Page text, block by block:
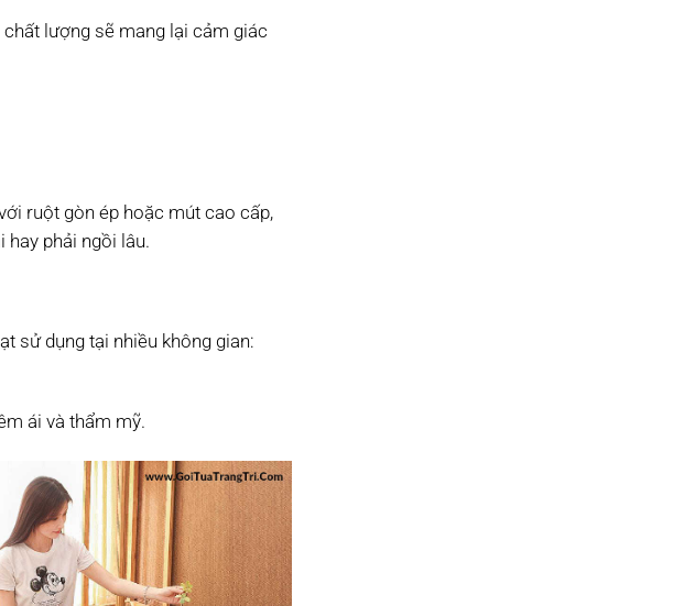
chất lượng sẽ mang lại cảm giác
ruột gòn ép hoặc mút cao cấp,
hay phải ngồi lâu.
sử dụng tại nhiều không gian:
ái và thẩm mỹ.